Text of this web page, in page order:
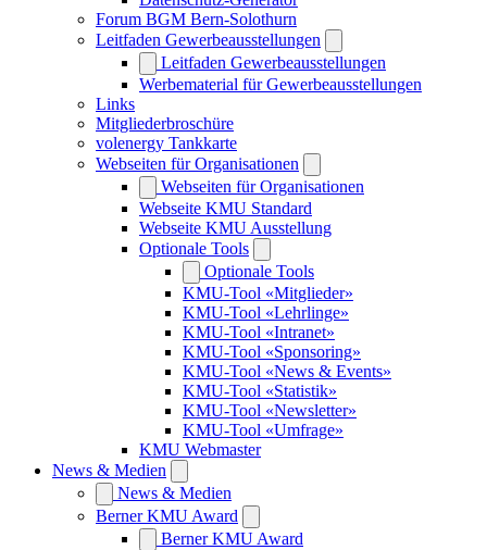
Forum BGM Bern-Solothurn
Leitfaden Gewerbeausstellungen
Leitfaden Gewerbeausstellungen
Werbematerial für Gewerbeausstellungen
Links
Mitgliederbroschüre
volenergy Tankkarte
Webseiten für Organisationen
Webseiten für Organisationen
Webseite KMU Standard
Webseite KMU Ausstellung
Optionale Tools
Optionale Tools
KMU-Tool «Mitglieder»
KMU-Tool «Lehrlinge»
KMU-Tool «Intranet»
KMU-Tool «Sponsoring»
KMU-Tool «News & Events»
KMU-Tool «Statistik»
KMU-Tool «Newsletter»
KMU-Tool «Umfrage»
KMU Webmaster
News & Medien
News & Medien
Berner KMU Award
Berner KMU Award